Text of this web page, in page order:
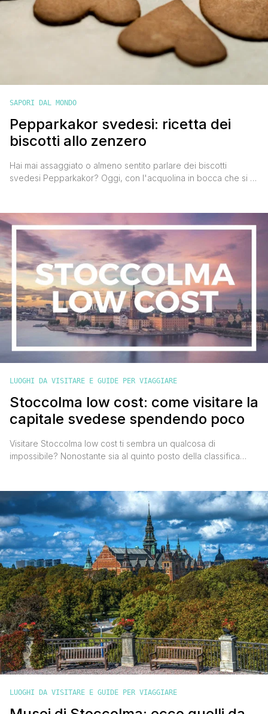
SAPORI DAL MONDO
Pepparkakor svedesi: ricetta dei
biscotti allo zenzero
Hai mai assaggiato o almeno sentito parlare dei biscotti
svedesi Pepparkakor? Oggi, con l'acquolina in bocca che si è
mondo riaffioreranno tutte le tradizioni legate a questa festa
magica. Luci, profumi e sapori [']
LUOGHI DA VISITARE E GUIDE PER VIAGGIARE
Stoccolma low cost: come visitare la
capitale svedese spendendo poco
Visitare Stoccolma low cost ti sembra un qualcosa di
impossibile? Nonostante sia al quinto posto della classifica
nell'affascinante capitale della Svezia senza spendere una
fortuna. Come? Seguendo i consigli che sto per darti in questa
guida su come [']
LUOGHI DA VISITARE E GUIDE PER VIAGGIARE